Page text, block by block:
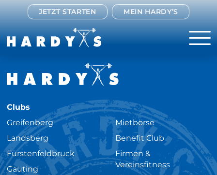
JETZT STARTEN MEIN HARDY’S
Clubs
Greifenberg
Landsberg
Fürstenfeldbruck
Gauting
Mietbörse
Benefit Club
Firmen &
Vereinsfitness